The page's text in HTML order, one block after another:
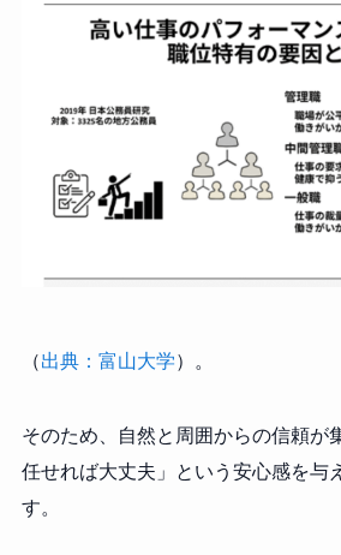
（出典：富山大学）。
そのため、自然と周囲からの信頼が
任せれば大丈夫」という安心感を与
す。